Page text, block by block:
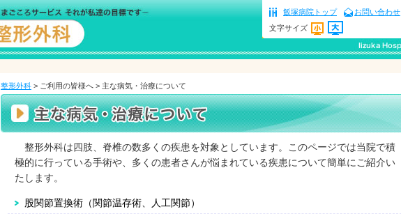
飯塚病院トップ
お問い合わせ
文字サイズ
整形外科 > ご利用の皆様へ > 主な病気・治療について
整形外科は四肢、脊椎の数多くの疾患を対象としています。このページでは当院で積
極的に行っている手術や、多くの患者さんが悩まれている疾患について簡単にご紹介い
たします。
股関節置換術（関節温存術、人工関節）